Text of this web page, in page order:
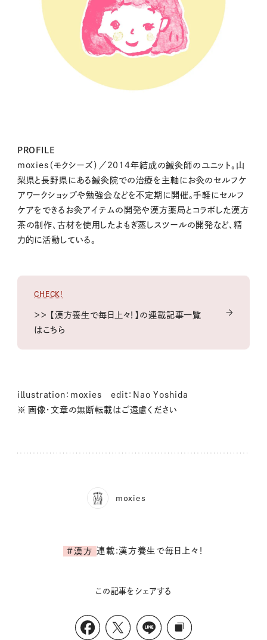
PROFILE
moxies（モクシーズ）／2014年結成の鍼灸師のユニット。山
梨県と長野県にある鍼灸院での治療を主軸にお灸のセルフケ
アワークショップや勉強会などを不定期に開催。手軽にセルフ
ケアをできるお灸アイテムの開発や漢方薬局とコラボした漢方
茶の制作、古材を使用したよもぎ蒸しスツールの開発など、精
力的に活動している。
CHECK!
＞＞ 【漢方養生で毎日上々！】の連載記事一覧
はこちら
illustration：moxies edit：Nao Yoshida
※ 画像・文章の無断転載はご遠慮ください
moxies
#漢方 連載:漢方養生で毎日上々！
この記事をシェアする